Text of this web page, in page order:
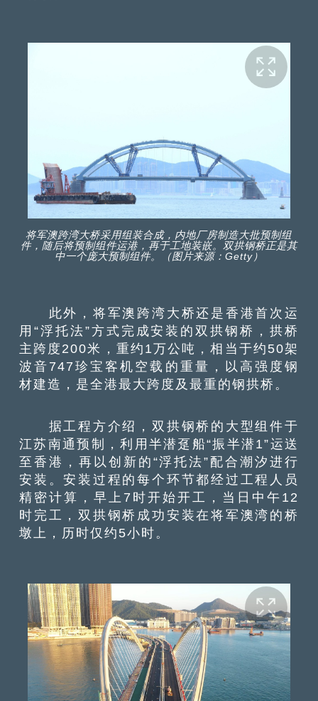
将军澳跨湾大桥采用组装合成，内地厂房制造大批预制组
件，随后将预制组件运港，再于工地装嵌。双拱钢桥正是其
中一个庞大预制组件。（图片来源：Getty）
此外，将军澳跨湾大桥还是香港首次运
用“浮托法”方式完成安装的双拱钢桥，拱桥
主跨度200米，重约1万公吨，相当于约50架
波音747珍宝客机空载的重量，以高强度钢
材建造，是全港最大跨度及最重的钢拱桥。
据工程方介绍，双拱钢桥的大型组件于
江苏南通预制，利用半潜趸船“振半潜1”运送
至香港，再以创新的“浮托法”配合潮汐进行
安装。安装过程的每个环节都经过工程人员
精密计算，早上7时开始开工，当日中午12
时完工，双拱钢桥成功安装在将军澳湾的桥
墩上，历时仅约5小时。